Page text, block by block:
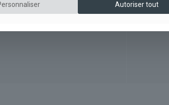
Autoriser tout